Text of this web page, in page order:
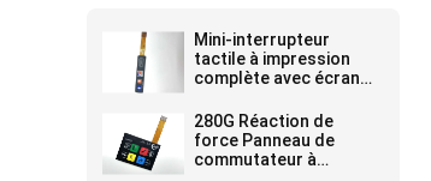
Mini-interrupteur
tactile à impression
complète avec écran
280G Réaction de
force Panneau de
commutateur à